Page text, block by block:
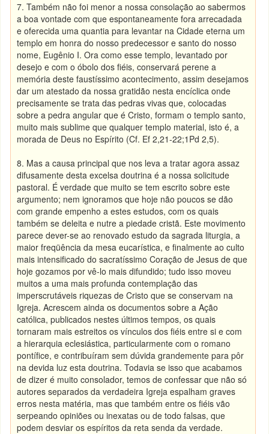
7. Também não foi menor a nossa consolação ao sabermos
a boa vontade com que espontaneamente fora arrecadada
e oferecida uma quantia para levantar na Cidade eterna um
templo em honra do nosso predecessor e santo do nosso
nome, Eugênio I. Ora como esse templo, levantado por
desejo e com o óbolo dos fiéis, conservará perene a
memória deste faustíssimo acontecimento, assim desejamos
dar um atestado da nossa gratidão nesta encíclica onde
precisamente se trata das pedras vivas que, colocadas
sobre a pedra angular que é Cristo, formam o templo santo,
muito mais sublime que qualquer templo material, isto é, a
morada de Deus no Espírito (Cf. Ef 2,21-22;1Pd 2,5).
8. Mas a causa principal que nos leva a tratar agora assaz
difusamente desta excelsa doutrina é a nossa solicitude
pastoral. É verdade que muito se tem escrito sobre este
argumento; nem ignoramos que hoje não poucos se dão
com grande empenho a estes estudos, com os quais
também se deleita e nutre a piedade cristã. Este movimento
parece dever-se ao renovado estudo da sagrada liturgia, a
maior freqüência da mesa eucarística, e finalmente ao culto
mais intensificado do sacratíssimo Coração de Jesus de que
hoje gozamos por vê-lo mais difundido; tudo isso moveu
muitos a uma mais profunda contemplação das
imperscrutáveis riquezas de Cristo que se conservam na
Igreja. Acrescem ainda os documentos sobre a Ação
católica, publicados nestes últimos tempos, os quais
tornaram mais estreitos os vínculos dos fiéis entre si e com
a hierarquia eclesiástica, particularmente com o romano
pontífice, e contribuíram sem dúvida grandemente para pôr
na devida luz esta doutrina. Todavia se isso que acabamos
de dizer é muito consolador, temos de confessar que não só
autores separados da verdadeira Igreja espalham graves
erros nesta matéria, mas que também entre os fiéis vão
serpeando opiniões ou inexatas ou de todo falsas, que
podem desviar os espíritos da reta senda da verdade.